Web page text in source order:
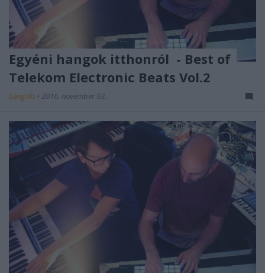
Egyéni hangok itthonról - Best of
Telekom Electronic Beats Vol.2
Lángoló • 2016. november 03.